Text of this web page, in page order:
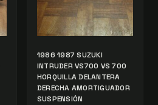
1986 1987 SUZUKI
INTRUDER VS700 VS 700
HORQUILLA DELANTERA
DERECHA AMORTIGUADOR
SUSPENSIÓN